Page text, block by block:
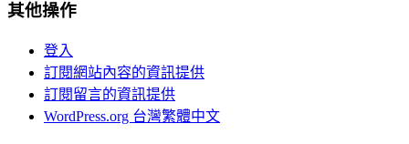
其他操作
登入
訂閱網站內容的資訊提供
訂閱留言的資訊提供
WordPress.org 台灣繁體中文